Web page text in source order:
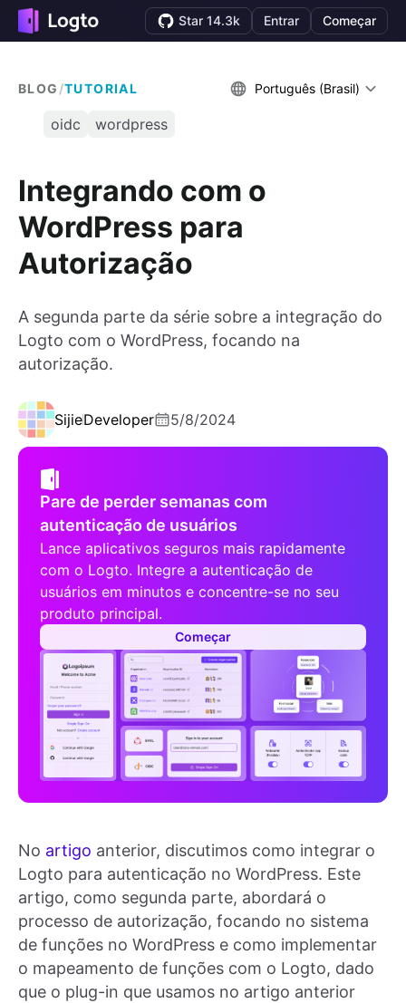
Star 14.3k Entrar Começar
BLOG /TUTORIAL Português (Brasil)
oidc wordpress
Integrando com o
WordPress para
Autorização
A segunda parte da série sobre a integração do
Logto com o WordPress, focando na
autorização.
SijieDeveloper 5/8/2024
Pare de perder semanas com
autenticação de usuários
Lance aplicativos seguros mais rapidamente
com o Logto. Integre a autenticação de
usuários em minutos e concentre-se no seu
produto principal.
Começar
No artigo anterior, discutimos como integrar o
Logto para autenticação no WordPress. Este
artigo, como segunda parte, abordará o
processo de autorização, focando no sistema
de funções no WordPress e como implementar
o mapeamento de funções com o Logto, dado
que o plug-in que usamos no artigo anterior